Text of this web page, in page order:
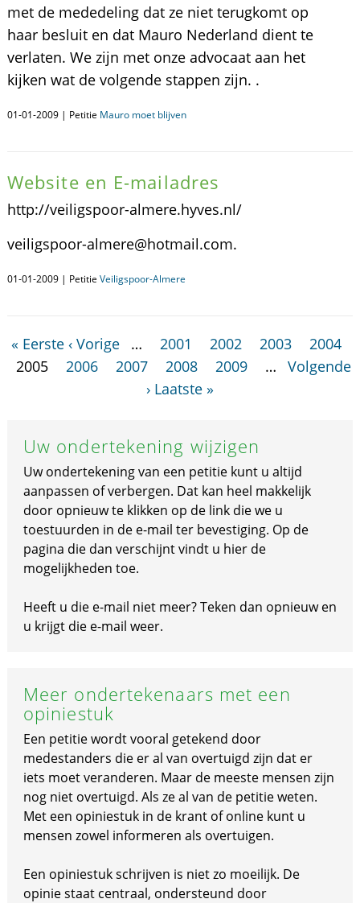
met de mededeling dat ze niet terugkomt op
haar besluit en dat Mauro Nederland dient te
verlaten. We zijn met onze advocaat aan het
kijken wat de volgende stappen zijn. .
01-01-2009 | Petitie Mauro moet blijven
Website en E-mailadres
http://veiligspoor-almere.hyves.nl/
veiligspoor-almere@hotmail.com.
01-01-2009 | Petitie Veiligspoor-Almere
« Eerste ‹ Vorige … 2001 2002 2003
2004
2005
2006 2007 2008 2009 …
Volgende
› Laatste »
Uw ondertekening wijzigen
Uw ondertekening van een petitie kunt u altijd
aanpassen of verbergen. Dat kan heel makkelijk
door opnieuw te klikken op de link die we u
toestuurden in de e-mail ter bevestiging. Op de
pagina die dan verschijnt vindt u hier de
mogelijkheden toe.
Heeft u die e-mail niet meer? Teken dan opnieuw en
u krijgt die e-mail weer.
Meer ondertekenaars met een
opiniestuk
Een petitie wordt vooral getekend door
medestanders die er al van overtuigd zijn dat er
iets moet veranderen. Maar de meeste mensen zijn
nog niet overtuigd. Als ze al van de petitie weten.
Met een opiniestuk in de krant of online kunt u
mensen zowel informeren als overtuigen.
Een opiniestuk schrijven is niet zo moeilijk. De
opinie staat centraal, ondersteund door